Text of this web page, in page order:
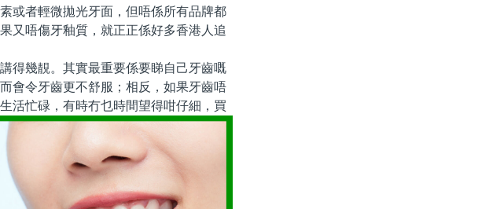
或者輕微拋光牙面，但唔係所有品牌都
又唔傷牙釉質，就正正係好多香港人追
幾靚。其實最重要係要睇自己牙齒嘅
會令牙齒更不舒服；相反，如果牙齒唔
活忙碌，有時冇乜時間望得咁仔細，買